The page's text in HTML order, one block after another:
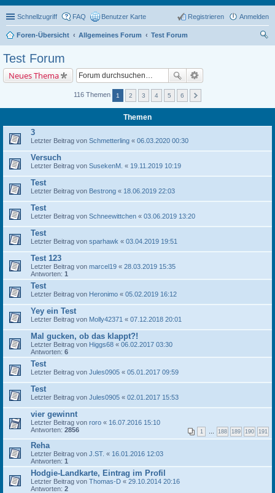
Schnellzugriff FAQ Benutzer Karte Anmelden
Registrieren
Foren-Übersicht Allgemeines Forum
Test Forum
Test Forum
Neues Thema
116 Themen 1 2 3 4 5 6
Themen
3
Letzter Beitrag von Schmetterling « 06.03.2020 00:30
Versuch
Letzter Beitrag von SusekenM. « 19.11.2019 10:19
Test
Letzter Beitrag von Bestrong « 18.06.2019 22:03
Test
Letzter Beitrag von Schneewittchen « 03.06.2019 13:20
Test
Letzter Beitrag von sparhawk « 03.04.2019 19:51
Test 123
Letzter Beitrag von marcel19 « 28.03.2019 15:35
Antworten: 1
Test
Letzter Beitrag von Heronimo « 05.02.2019 16:12
Yey ein Test
Letzter Beitrag von Molly42371 « 07.12.2018 20:01
Mal gucken, ob das klappt?!
Letzter Beitrag von Higgs68 « 06.02.2017 03:30
Antworten: 6
Test
Letzter Beitrag von Jules0905 « 05.01.2017 09:59
Test
Letzter Beitrag von Jules0905 « 02.01.2017 15:53
vier gewinnt
Letzter Beitrag von roro « 16.07.2016 15:10
Antworten: 2856 1 … 188 189 190 191
Reha
Letzter Beitrag von J.ST. « 16.01.2016 12:03
Antworten: 1
Hodgie-Landkarte, Eintrag im Profil
Letzter Beitrag von Thomas-D « 29.10.2014 20:16
Antworten: 2